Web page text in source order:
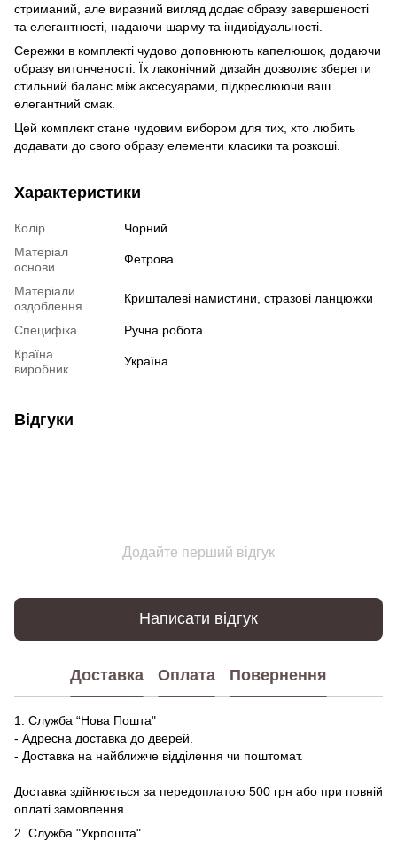
стриманий, але виразний вигляд додає образу завершеності
та елегантності, надаючи шарму та індивідуальності.
Сережки в комплекті чудово доповнюють капелюшок, додаючи
образу витонченості. Їх лаконічний дизайн дозволяє зберегти
стильний баланс між аксесуарами, підкреслюючи ваш
елегантний смак.
Цей комплект стане чудовим вибором для тих, хто любить
додавати до свого образу елементи класики та розкоші.
Характеристики
Колір
Чорний
Матеріал
основи
Фетрова
Матеріали
оздоблення
Кришталеві намистини, стразові ланцюжки
Специфіка
Ручна робота
Країна
виробник
Україна
Відгуки
Додайте перший відгук
Написати відгук
Доставка Оплата Повернення
1. Служба “Нова Пошта"
- Адресна доставка до дверей.
- Доставка на найближче відділення чи поштомат.
Доставка здійнюється за передоплатою 500 грн або при повній
оплаті замовлення.
2. Служба "Укрпошта"